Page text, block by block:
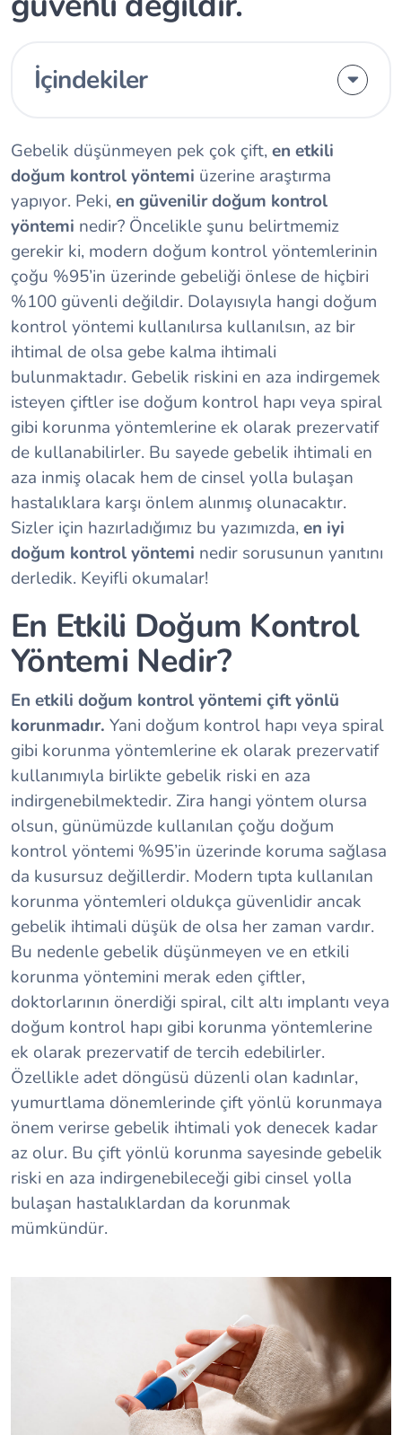
İçindekiler
Gebelik düşünmeyen pek çok çift,en etkili
doğum kontrol yöntemi üzerine araştırma
yapıyor. Peki,en güvenilir doğum kontrol
yöntemi nedir? Öncelikle şunu belirtmemiz
gerekir ki, modern doğum kontrol yöntemlerinin
çoğu %95’in üzerinde gebeliği önlese de hiçbiri
%100 güvenli değildir. Dolayısıyla hangi doğum
kontrol yöntemi kullanılırsa kullanılsın, az bir
ihtimal de olsa gebe kalma ihtimali
bulunmaktadır. Gebelik riskini en aza indirgemek
isteyen çiftler ise doğum kontrol hapı veya spiral
gibi korunma yöntemlerine ek olarak prezervatif
de kullanabilirler. Bu sayede gebelik ihtimali en
aza inmiş olacak hem de cinsel yolla bulaşan
hastalıklara karşı önlem alınmış olunacaktır.
Sizler için hazırladığımız bu yazımızda,en iyi
doğum kontrol yöntemi nedir sorusunun yanıtını
derledik. Keyifli okumalar!
En Etkili Doğum Kontrol
Yöntemi Nedir?
En etkili doğum kontrol yöntemi çift yönlü
korunmadır. Yani doğum kontrol hapı veya spiral
gibi korunma yöntemlerine ek olarak prezervatif
kullanımıyla birlikte gebelik riski en aza
indirgenebilmektedir. Zira hangi yöntem olursa
olsun, günümüzde kullanılan çoğu doğum
kontrol yöntemi %95’in üzerinde koruma sağlasa
da kusursuz değillerdir. Modern tıpta kullanılan
korunma yöntemleri oldukça güvenlidir ancak
gebelik ihtimali düşük de olsa her zaman vardır.
Bu nedenle gebelik düşünmeyen ve en etkili
korunma yöntemini merak eden çiftler,
doktorlarının önerdiği spiral, cilt altı implantı veya
doğum kontrol hapı gibi korunma yöntemlerine
ek olarak prezervatif de tercih edebilirler.
Özellikle adet döngüsü düzenli olan kadınlar,
yumurtlama dönemlerinde çift yönlü korunmaya
önem verirse gebelik ihtimali yok denecek kadar
az olur. Bu çift yönlü korunma sayesinde gebelik
riski en aza indirgenebileceği gibi cinsel yolla
bulaşan hastalıklardan da korunmak
mümkündür.